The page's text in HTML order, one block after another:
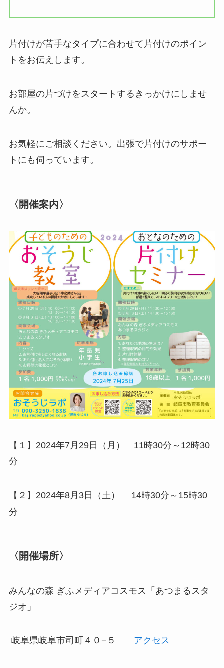
片付けが苦手なタイプに合わせて片付けのポイン
トをお伝えします。
お部屋の片づけをスタートするきっかけにしませ
んか。
お気軽にご相談ください。出張で片付けのサポー
トにも伺っています。
〈開催案内〉
【１】2024年7月29日（月） 11時30分～12時30
分
【２】2024年8月3日（土） 14時30分～15時30
分
〈開催場所〉
みんなの森 ぎふメディアコスモス「あつまるスタ
ジオ」
岐阜県岐阜市司町４０−５ アクセス